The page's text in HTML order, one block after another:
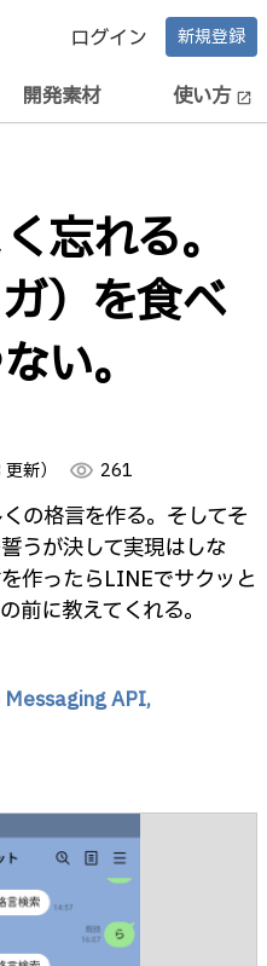
ログイン 新規登録
開発素材 使い方 open_in_new
忘れる。
）を食べ
い。
新） visibility 261
の格言を作る。そしてそ
うが決して実現はしな
作ったらLINEでサクッと
前に教えてくれる。
Messaging API,